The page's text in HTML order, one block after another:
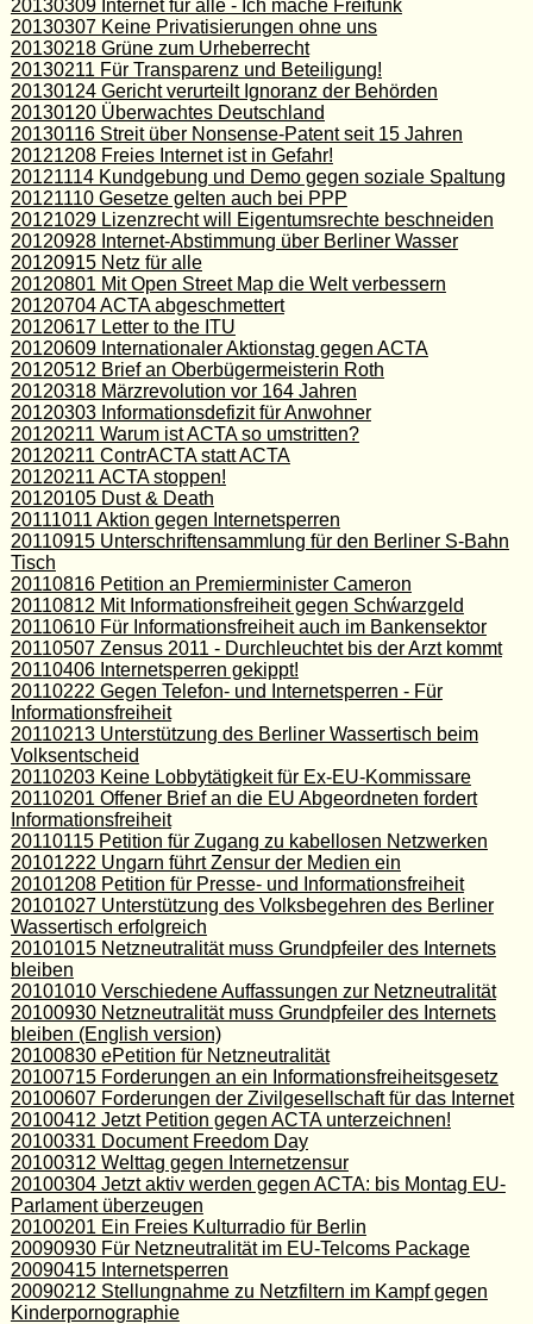
20130309 Internet für alle - Ich mache Freifunk
20130307 Keine Privatisierungen ohne uns
20130218 Grüne zum Urheberrecht
20130211 Für Transparenz und Beteiligung!
20130124 Gericht verurteilt Ignoranz der Behörden
20130120 Überwachtes Deutschland
20130116 Streit über Nonsense-Patent seit 15 Jahren
20121208 Freies Internet ist in Gefahr!
20121114 Kundgebung und Demo gegen soziale Spaltung
20121110 Gesetze gelten auch bei PPP
20121029 Lizenzrecht will Eigentumsrechte beschneiden
20120928 Internet-Abstimmung über Berliner Wasser
20120915 Netz für alle
20120801 Mit Open Street Map die Welt verbessern
20120704 ACTA abgeschmettert
20120617 Letter to the ITU
20120609 Internationaler Aktionstag gegen ACTA
20120512 Brief an Oberbügermeisterin Roth
20120318 Märzrevolution vor 164 Jahren
20120303 Informationsdefizit für Anwohner
20120211 Warum ist ACTA so umstritten?
20120211 ContrACTA statt ACTA
20120211 ACTA stoppen!
20120105 Dust & Death
20111011 Aktion gegen Internetsperren
20110915 Unterschriftensammlung für den Berliner S-Bahn
Tisch
20110816 Petition an Premierminister Cameron
20110812 Mit Informationsfreiheit gegen Schẃarzgeld
20110610 Für Informationsfreiheit auch im Bankensektor
20110507 Zensus 2011 - Durchleuchtet bis der Arzt kommt
20110406 Internetsperren gekippt!
20110222 Gegen Telefon- und Internetsperren - Für
Informationsfreiheit
20110213 Unterstützung des Berliner Wassertisch beim
Volksentscheid
20110203 Keine Lobbytätigkeit für Ex-EU-Kommissare
20110201 Offener Brief an die EU Abgeordneten fordert
Informationsfreiheit
20110115 Petition für Zugang zu kabellosen Netzwerken
20101222 Ungarn führt Zensur der Medien ein
20101208 Petition für Presse- und Informationsfreiheit
20101027 Unterstützung des Volksbegehren des Berliner
Wassertisch erfolgreich
20101015 Netzneutralität muss Grundpfeiler des Internets
bleiben
20101010 Verschiedene Auffassungen zur Netzneutralität
20100930 Netzneutralität muss Grundpfeiler des Internets
bleiben (English version)
20100830 ePetition für Netzneutralität
20100715 Forderungen an ein Informationsfreiheitsgesetz
20100607 Forderungen der Zivilgesellschaft für das Internet
20100412 Jetzt Petition gegen ACTA unterzeichnen!
20100331 Document Freedom Day
20100312 Welttag gegen Internetzensur
20100304 Jetzt aktiv werden gegen ACTA: bis Montag EU-
Parlament überzeugen
20100201 Ein Freies Kulturradio für Berlin
20090930 Für Netzneutralität im EU-Telcoms Package
20090415 Internetsperren
20090212 Stellungnahme zu Netzfiltern im Kampf gegen
Kinderpornographie